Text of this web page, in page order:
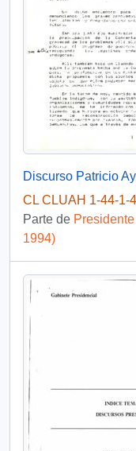
CL CLUAH 1-44-1-4
Parte de
1994)